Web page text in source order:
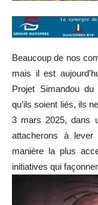
Beaucoup de nos
mais il est
Projet Simandou
qu’ils soient liés, ils
3 mars 2025, dans
attacherons à
manière la plus
initiatives qui